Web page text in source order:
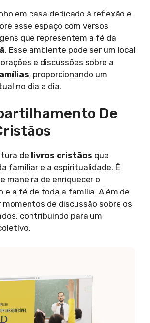
em casa dedicado à reflexão e
esse espaço com versos
que representem a fé da
. Esse ambiente pode ser um local
e discussões sobre a
, proporcionando um
no dia a dia.
De
de livros cristãos que
familiar e a espiritualidade. É
maneira de enriquecer o
e a fé de toda a família. Além de
momentos de discussão sobre os
contribuindo para um